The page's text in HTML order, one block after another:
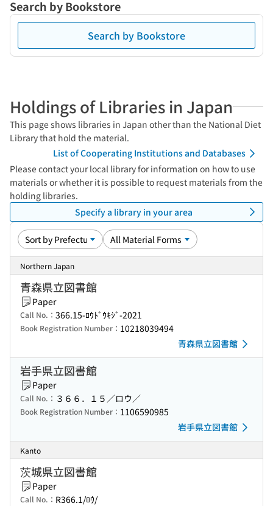
Search by Bookstore
Search by Bookstore
Holdings of Libraries in Japan
This page shows libraries in Japan other than the National Diet
Library that hold the material.
List of Cooperating Institutions and Databases
Please contact your local library for information on how to use
materials or whether it is possible to request materials from the
holding libraries.
Specify a library in your area
Northern Japan
青森県立図書館
Paper
Call No.： 366.15-ﾛｳﾄﾞｳｷｼﾞ-2021
Book Registration Number： 10218039494
青森県立図書館
岩手県立図書館
Paper
Call No.： ３６６．１５／ロウ／
Book Registration Number： 1106590985
岩手県立図書館
Kanto
茨城県立図書館
Paper
Call No.： R366.1/ﾛｳ/